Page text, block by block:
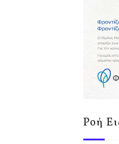
Ροή